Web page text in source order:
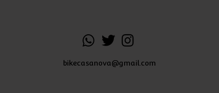
bikecasanova@gmail.com